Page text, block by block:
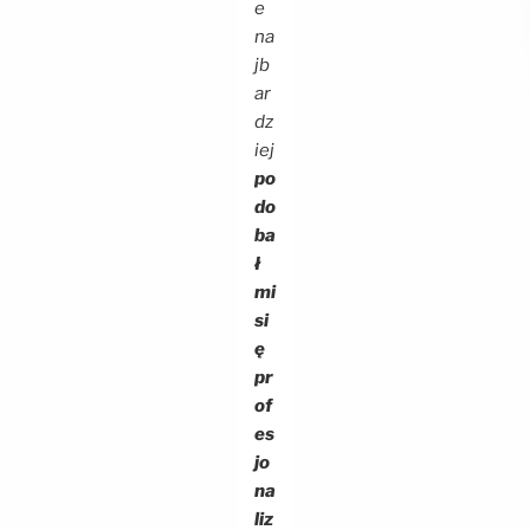
e
na
jb
ar
dz
iej
po
do
ba
ł
mi
si
ę
pr
of
es
jo
na
liz